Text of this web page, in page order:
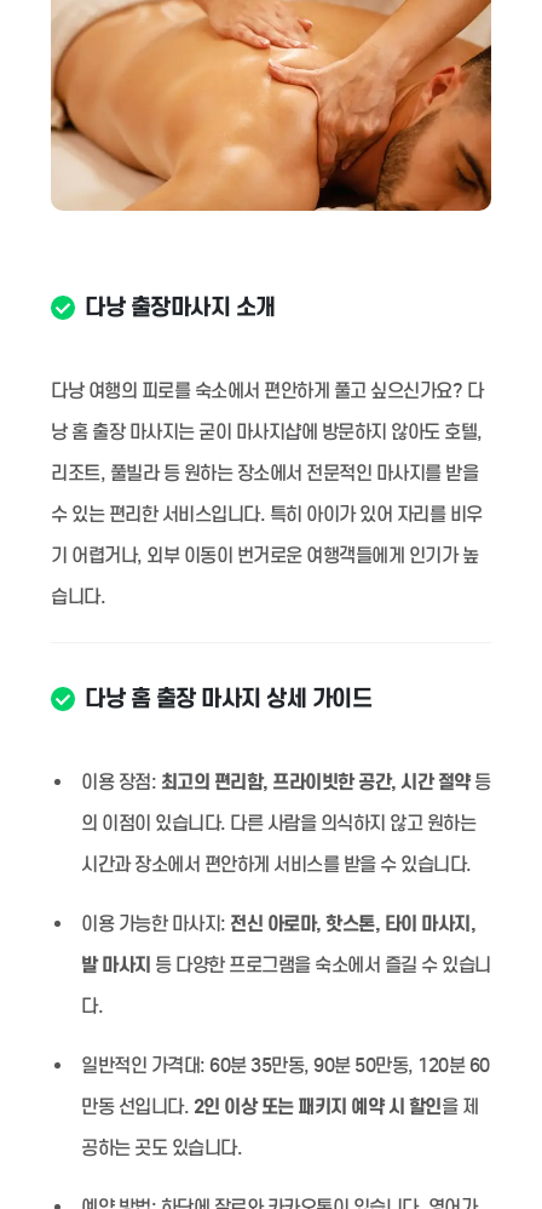
다낭 출장마사지 소개
다낭 여행의 피로를 숙소에서 편안하게 풀고 싶으신가요? 다
낭 홈 출장 마사지는 굳이 마사지샵에 방문하지 않아도 호텔,
리조트, 풀빌라 등 원하는 장소에서 전문적인 마사지를 받을
수 있는 편리한 서비스입니다. 특히 아이가 있어 자리를 비우
기 어렵거나, 외부 이동이 번거로운 여행객들에게 인기가 높
습니다.
다낭 홈 출장 마사지 상세 가이드
이용 장점: 최고의 편리함, 프라이빗한 공간, 시간 절약등
의 이점이 있습니다. 다른 사람을 의식하지 않고 원하는
시간과 장소에서 편안하게 서비스를 받을 수 있습니다.
이용 가능한 마사지: 전신 아로마, 핫스톤, 타이 마사지,
발 마사지 등 다양한 프로그램을 숙소에서 즐길 수 있습니
다.
일반적인 가격대: 60분 35만동, 90분 50만동, 120분 60
만동 선입니다. 2인 이상 또는 패키지 예약 시 할인을 제
공하는 곳도 있습니다.